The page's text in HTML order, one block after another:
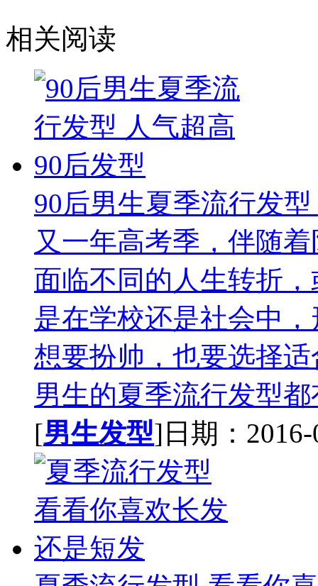
相关阅读
90后男生夏季流行发
又一年高考季，伴随
面临不同的人生转折
是在学校还是社会中
想要扮帅，也要选择
男生的夏季流行发型
[男生发型]日期：2016-